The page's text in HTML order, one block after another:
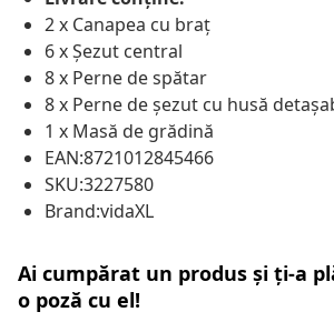
2 x Canapea cu braț
6 x Șezut central
8 x Perne de spătar
8 x Perne de șezut cu husă
1 x Masă de grădină
EAN:8721012845466
SKU:3227580
Brand:vidaXL
Ai cumpărat un produs și ți-a
o poză cu el!